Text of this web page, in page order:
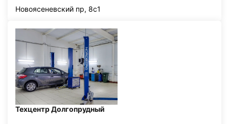
Новоясеневский пр, 8с1
Техцентр Долгопрудный